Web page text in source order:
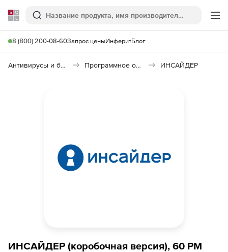
Softline
Поиск
8 (800) 200-08-60Запрос ценыИнферитБлог
Антивирусы и безопасность Программное обеспечение для контроля персонала ИНСАЙДЕР
ИНСАЙДЕР (коробочная версия), 60 PM